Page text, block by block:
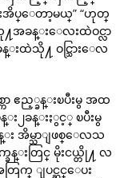
အိပ္ေတာ့မယ္” “ဟုတ္
အခန္းေလးထဲဝင္လာ
႔ ဝင္သြားေလ
ကာ ဧည့္ခန္းၿပီးမွ အထ
န္း၂ခန္းႏွင့္ ၿပီးမွ
န္း အိမ္သာျဖစ္ေလသ
န္းတြင္ မိုးငယ္တို႔ လ
ြက္ ျပင္ဆင္ေပး